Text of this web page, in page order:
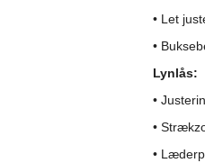
• Let
•
Lynlås:
•
•
•